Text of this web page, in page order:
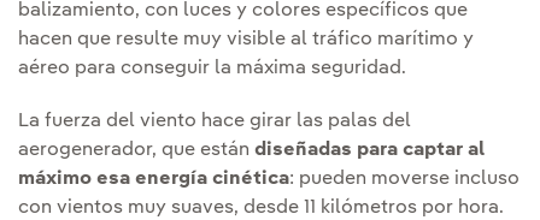
balizamiento, con luces y colores específicos que
hacen que resulte muy visible al tráfico marítimo y
aéreo para conseguir la máxima seguridad.
La fuerza del viento hace girar las palas del
aerogenerador, que están diseñadas para captar al
máximo esa energía cinética: pueden moverse incluso
con vientos muy suaves, desde 11 kilómetros por hora.